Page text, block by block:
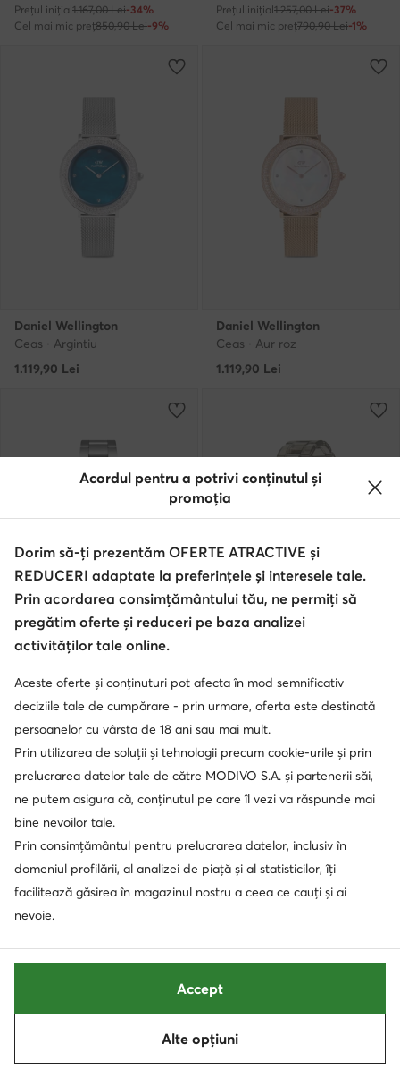
Prețul inițial1.167,00 Lei-34%
Cel mai mic preț850,90 Lei-9%
Prețul inițial1.257,00 Lei-37%
Cel mai mic preț790,90 Lei-1%
Daniel Wellington
Ceas · Argintiu
1.119,90 Lei
Daniel Wellington
Ceas · Aur roz
1.119,90 Lei
Ceas · Negru
1.087,90 Lei
Ceas · Gri
678,90 Lei
Daniel Wellington
Daniel Wellington
Ceas · Auriu
Acordul pentru a potrivi conținutul și
promoția
Dorim să-ți prezentăm OFERTE ATRACTIVE și
REDUCERI adaptate la preferințele și interesele tale.
Prin acordarea consimțământului tău, ne permiți să
pregătim oferte și reduceri pe baza analizei
activităților tale online.
Aceste oferte și conținuturi pot afecta în mod semnificativ
deciziile tale de cumpărare - prin urmare, oferta este destinată
persoanelor cu vârsta de 18 ani sau mai mult.
Prin utilizarea de soluții și tehnologii precum cookie-urile și prin
prelucrarea datelor tale de către MODIVO S.A. și partenerii săi,
ne putem asigura că, conținutul pe care îl vezi va răspunde mai
bine nevoilor tale.
Prin consimțământul pentru prelucrarea datelor, inclusiv în
domeniul profilării, al analizei de piață și al statisticilor, îți
facilitează găsirea în magazinul nostru a ceea ce cauți și ai
nevoie.
Alte opțiuni
Accept